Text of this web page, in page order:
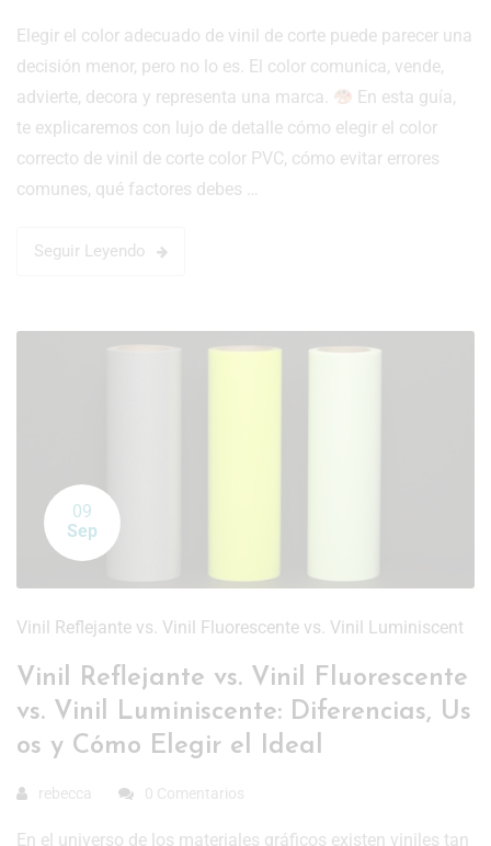
Elegir el color adecuado de vinil de corte puede parecer una
decisión menor, pero no lo es. El color comunica, vende,
advierte, decora y representa una marca.
En esta guía,
te explicaremos con lujo de detalle cómo elegir el color
correcto de vinil de corte color PVC, cómo evitar errores
comunes, qué factores debes …
Seguir Leyendo
09
Sep
Vinil Reflejante vs. Vinil Fluorescente vs. Vinil Luminiscent
Vinil Reflejante vs. Vinil Fluorescente
vs. Vinil Luminiscente: Diferencias, Us
os y Cómo Elegir el Ideal
rebecca 0 Comentarios
En el universo de los materiales gráficos existen viniles tan